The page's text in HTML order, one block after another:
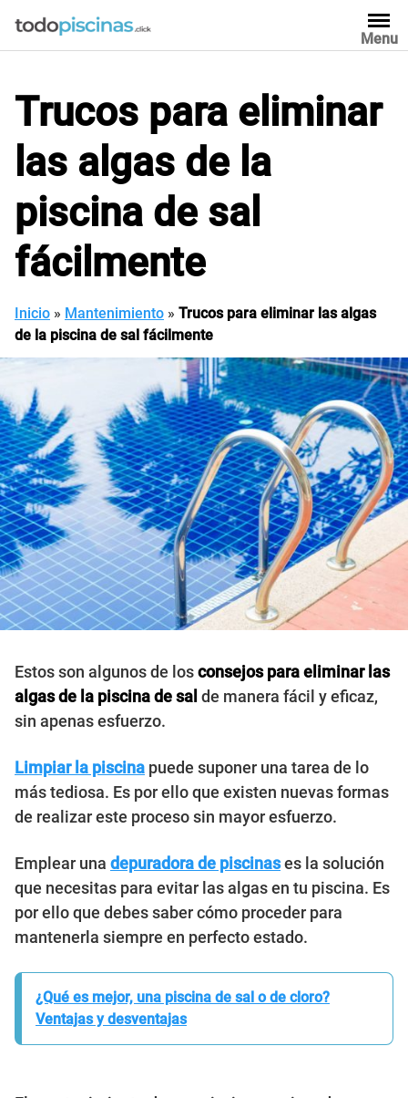
contenido
Menu
Trucos para eliminar
las algas de la
piscina de sal
fácilmente
Inicio » Mantenimiento » Trucos para eliminar las algas
de la piscina de sal fácilmente
Estos son algunos de losconsejos para eliminar las
algas de la piscina de sal de manera fácil y eficaz,
sin apenas esfuerzo.
Limpiar la piscina puede suponer una tarea de lo
más tediosa. Es por ello que existen nuevas formas
de realizar este proceso sin mayor esfuerzo.
Emplear una depuradora de piscinases la solución
que necesitas para evitar las algas en tu piscina. Es
por ello que debes saber cómo proceder para
mantenerla siempre en perfecto estado.
¿Qué es mejor, una piscina de sal o de cloro?
Ventajas y desventajas